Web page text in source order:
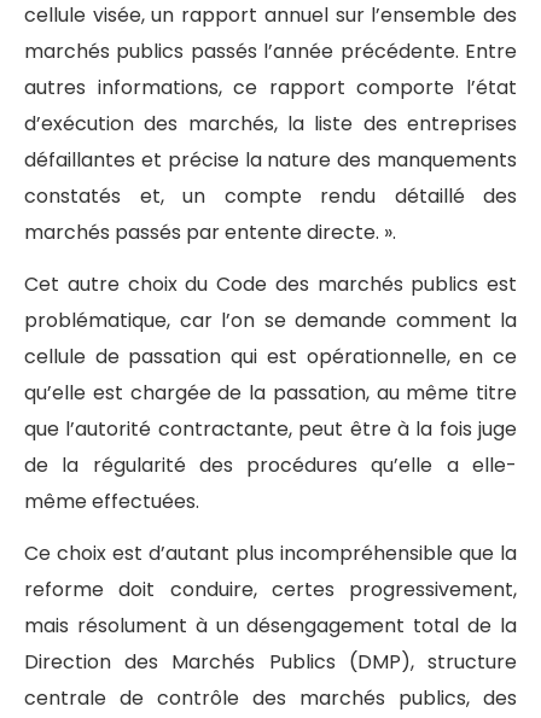
cellule visée, un rapport annuel sur l’ensemble des
marchés publics passés l’année précédente. Entre
autres informations, ce rapport comporte l’état
d’exécution des marchés, la liste des entreprises
défaillantes et précise la nature des manquements
constatés et, un compte rendu détaillé des
marchés passés par entente directe. ».
Cet autre choix du Code des marchés publics est
problématique, car l’on se demande comment la
cellule de passation qui est opérationnelle, en ce
qu’elle est chargée de la passation, au même titre
que l’autorité contractante, peut être à la fois juge
de la régularité des procédures qu’elle a elle-
même effectuées.
Ce choix est d’autant plus incompréhensible que la
reforme doit conduire, certes progressivement,
mais résolument à un désengagement total de la
Direction des Marchés Publics (DMP), structure
centrale de contrôle des marchés publics, des